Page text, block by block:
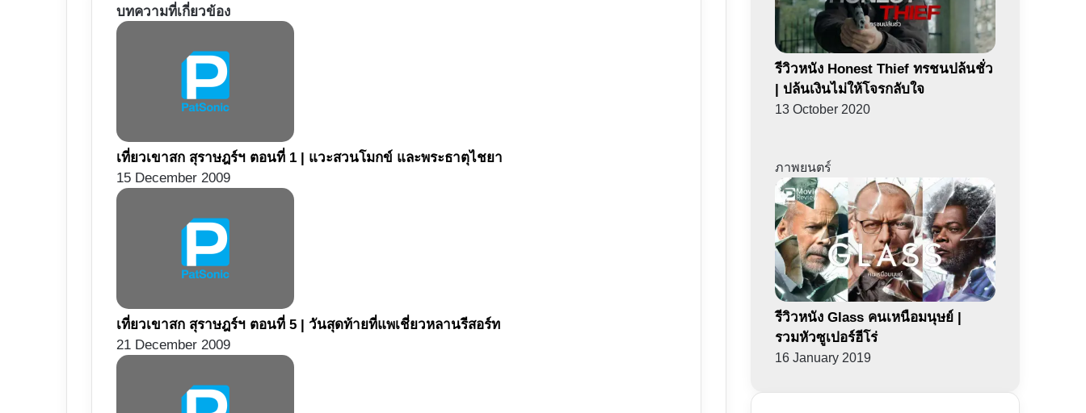
บทความที่เกี่ยวข้อง
เที่ยวเขาสก สุราษฎร์ฯ ตอนที่ 1 | แวะสวนโมกข์ และพระธาตุไชยา
15 December 2009
เที่ยวเขาสก สุราษฎร์ฯ ตอนที่ 5 | วันสุดท้ายที่แพเชี่ยวหลานรีสอร์ท
21 December 2009
รีวิวหนัง Honest Thief ทรชนปล้นชั่ว
| ปล้นเงินไม่ให้โจรกลับใจ
13 October 2020
ภาพยนตร์
รีวิวหนัง Glass คนเหนือมนุษย์ |
รวมหัวซูเปอร์ฮีโร่
16 January 2019